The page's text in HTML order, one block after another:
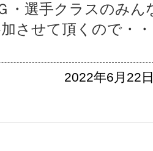
・選手クラスのみ
させて頂くので・
2022年6月22